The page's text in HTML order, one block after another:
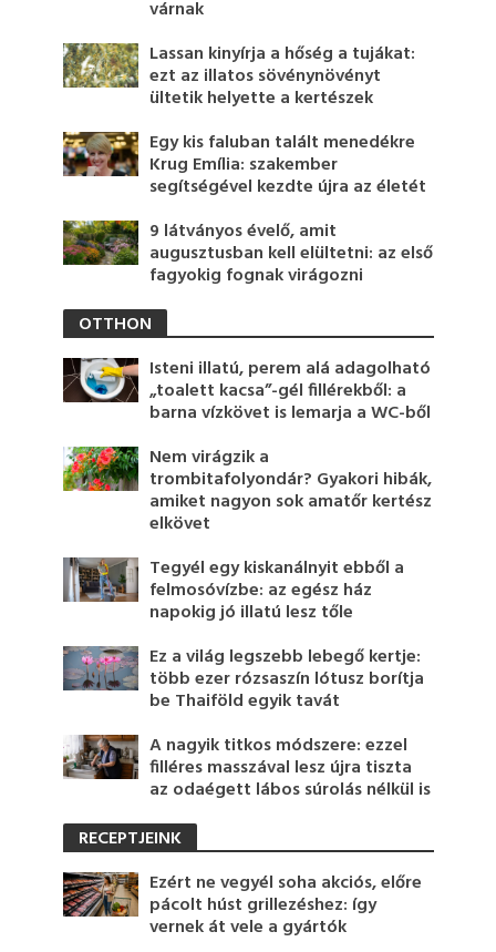
várnak
Lassan kinyírja a hőség a tujákat:
ezt az illatos sövénynövényt
ültetik helyette a kertészek
Egy kis faluban talált menedékre
Krug Emília: szakember
segítségével kezdte újra az életét
9 látványos évelő, amit
augusztusban kell elültetni: az első
fagyokig fognak virágozni
OTTHON
Isteni illatú, perem alá adagolható
„toalett kacsa”-gél fillérekből: a
barna vízkövet is lemarja a WC-ből
Nem virágzik a
trombitafolyondár? Gyakori hibák,
amiket nagyon sok amatőr kertész
elkövet
Tegyél egy kiskanálnyit ebből a
felmosóvízbe: az egész ház
napokig jó illatú lesz tőle
Ez a világ legszebb lebegő kertje:
több ezer rózsaszín lótusz borítja
be Thaiföld egyik tavát
A nagyik titkos módszere: ezzel
filléres masszával lesz újra tiszta
az odaégett lábos súrolás nélkül is
RECEPTJEINK
Ezért ne vegyél soha akciós, előre
pácolt húst grillezéshez: így
vernek át vele a gyártók